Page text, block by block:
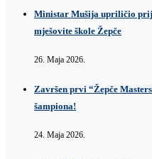
Ministar Mušija upriličio
mješovite škole Žepče
26. Maja 2026.
Završen prvi “Žepče
šampiona!
24. Maja 2026.